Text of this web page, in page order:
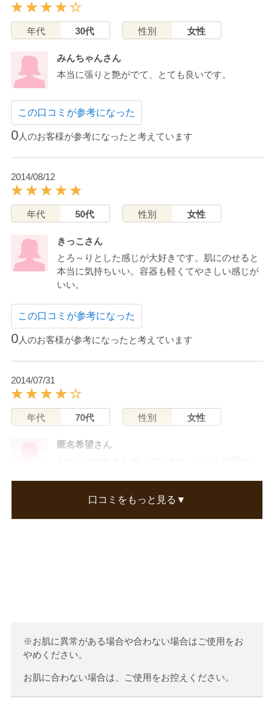
年代 30代 性別 女性
みんちゃんさん
本当に張りと艶がでて、とても良いです。
この口コミが参考になった
0人のお客様が参考になったと考えています
2014/08/12
年代 50代 性別 女性
きっこさん
とろ～りとした感じが大好きです。肌にのせると
本当に気持ちいい。容器も軽くてやさしい感じが
いい。
この口コミが参考になった
0人のお客様が参考になったと考えています
2014/07/31
年代 70代 性別 女性
匿名希望さん
す。一晩に五回ぐらい肌に入れ込んでいます。も
口コミをもっと見る▼
※お肌に異常がある場合や合わない場合はご使用をお
やめください。
お肌に合わない場合は、ご使用をお控えください。